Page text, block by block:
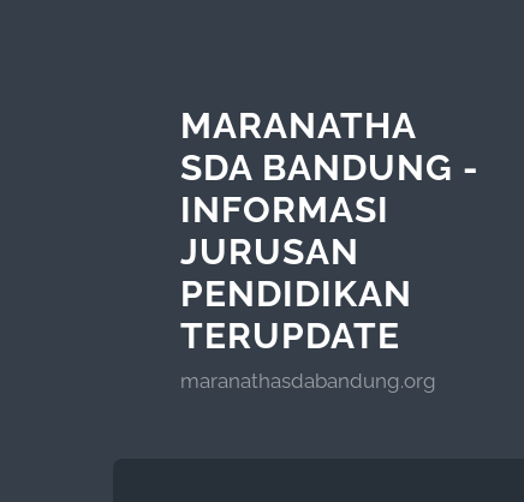
MARANATHA
SDA BANDUNG -
INFORMASI
JURUSAN
PENDIDIKAN
TERUPDATE
maranathasdabandung.org